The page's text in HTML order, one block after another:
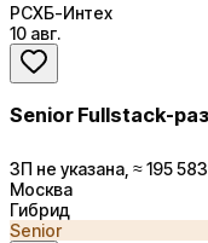
РСХБ-Интех
10 авг.
Senior Fullstack-
ЗП не указана, ≈ 195
Москва
Гибрид
Senior